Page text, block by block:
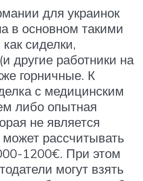
для украинок
в основном такими
сиделки,
другие работники на
горничные. К
с медицинским
либо опытная
не является
рассчитывать
1200€. При этом
могут взять